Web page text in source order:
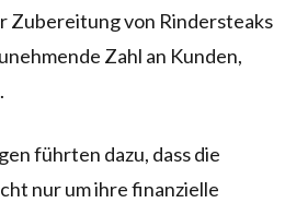
Zubereitung von Rindersteaks
Zahl an Kunden,
führten dazu, dass die
nur um ihre finanzielle